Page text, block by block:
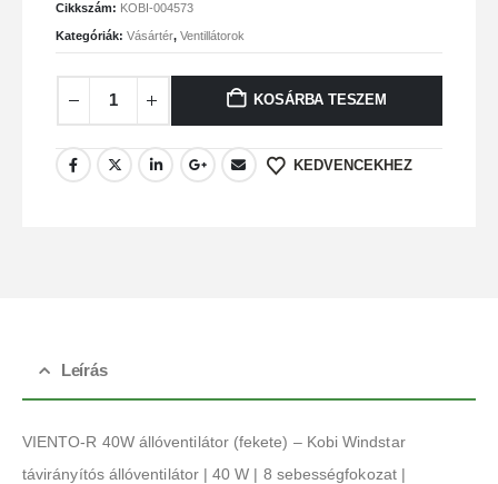
Cikkszám: KOBI-004573
Kategóriák: Vásártér, Ventillátorok
KOSÁRBA TESZEM
KEDVENCEKHEZ
Leírás
VIENTO-R 40W állóventilátor (fekete) – Kobi Windstar
távirányítós állóventilátor | 40 W | 8 sebességfokozat |